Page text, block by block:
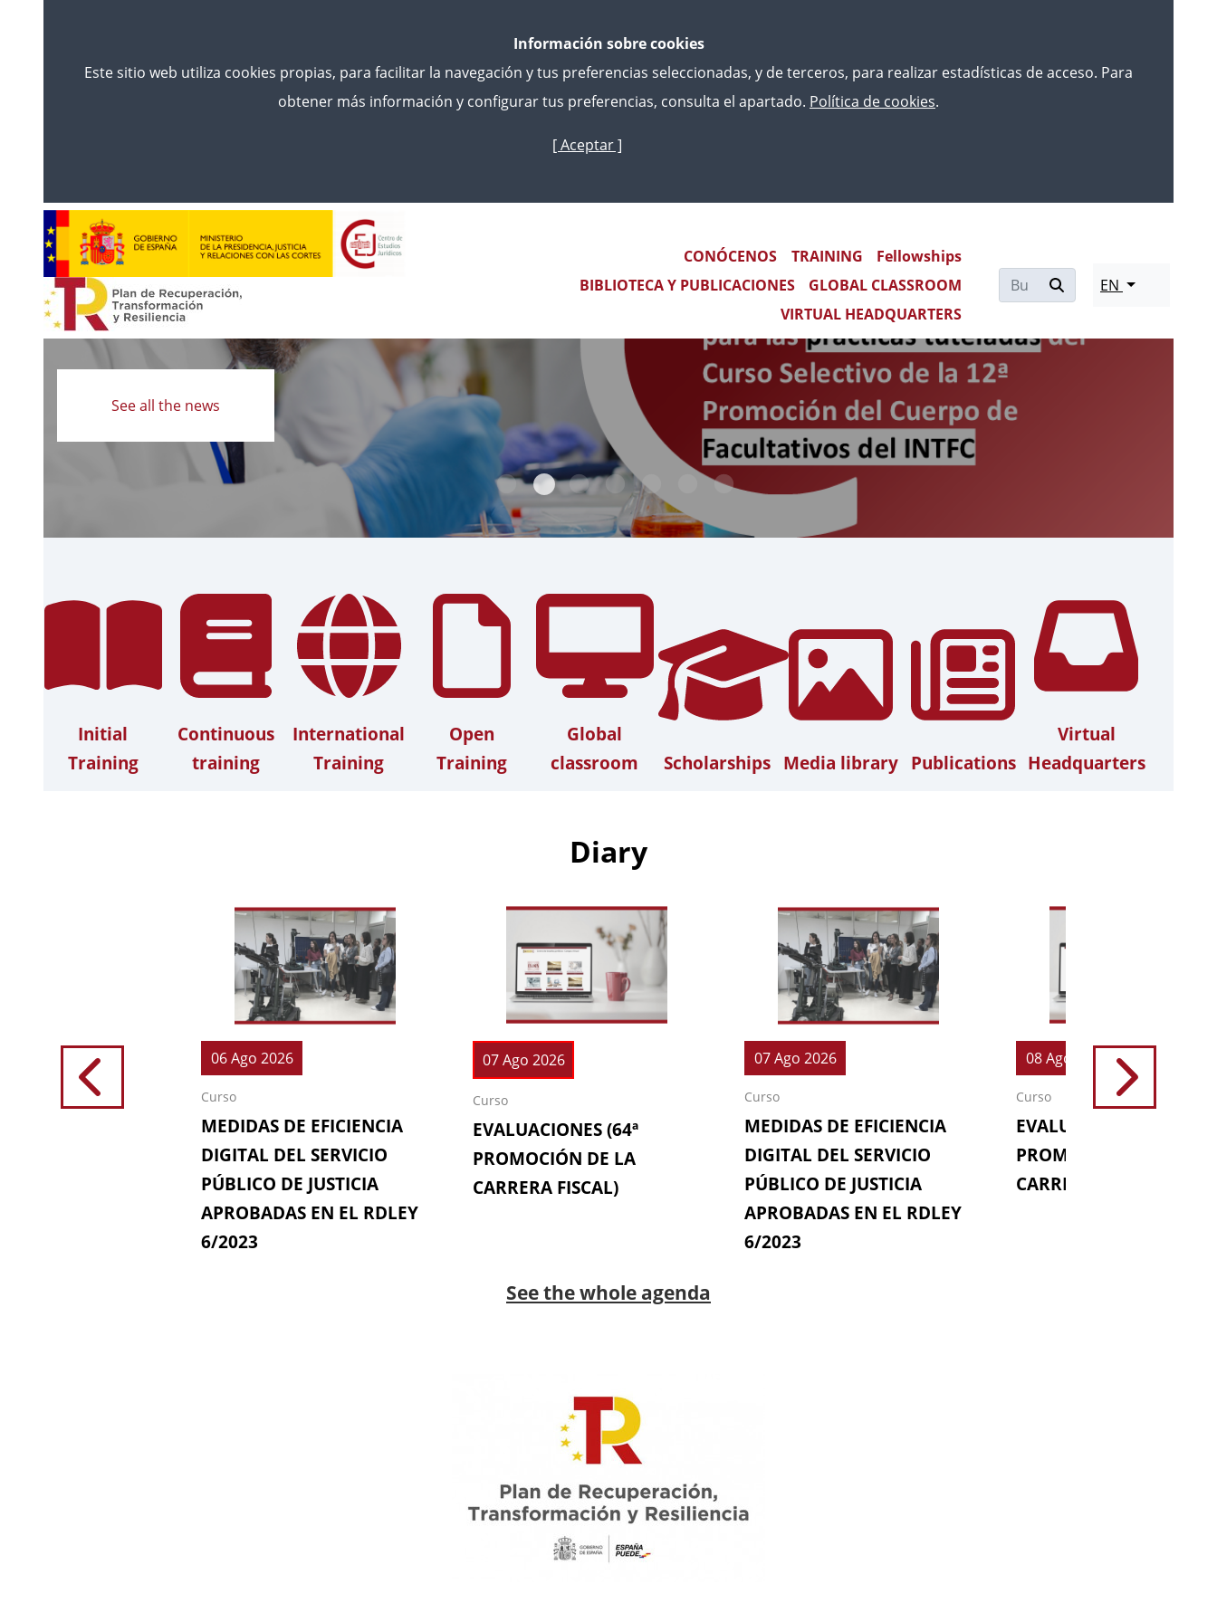
Skip
main
Información sobre cookies
Este sitio web utiliza cookies propias, para facilitar la navegación y tus preferencias seleccionadas, y de terceros, para realizar estadísticas de acceso. Para
obtener más información y configurar tus preferencias, consulta el apartado. Política de cookies.
[ Aceptar ]
Main navigation
CONÓCENOS TRAINING
Fellowships
BIBLIOTECA Y PUBLICACIONES
GLOBAL CLASSROOM
VIRTUAL HEADQUARTERS
EN
Read
more
See all the news
Initial
Training
Continuous
training
International
Training
Open
Training
Global
classroom
Scholarships Media library Publications
Virtual
Headquarters
Diary
06 Ago 2026
Curso
MEDIDAS DE EFICIENCIA
DIGITAL DEL SERVICIO
PÚBLICO DE JUSTICIA
APROBADAS EN EL RDLEY
6/2023
07 Ago 2026
Curso
EVALUACIONES (64ª
PROMOCIÓN DE LA
CARRERA FISCAL)
07 Ago 2026
Curso
MEDIDAS DE EFICIENCIA
DIGITAL DEL SERVICIO
PÚBLICO DE JUSTICIA
APROBADAS EN EL RDLEY
6/2023
08 Ago 2026
Curso
EVALUACIONES (64ª
PROMOCIÓN DE LA
CARRERA FISCAL)
See the whole agenda